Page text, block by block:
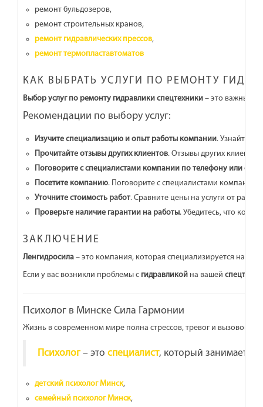
ремонт бульдозеров,
ремонт строительных кранов,
ремонт гидравлических прессов,
ремонт термопластавтоматов
КАК ВЫБРАТЬ УСЛУГИ ПО РЕМОНТУ
Выбор услуг по ремонту гидравлики спецтехники – это важный
Рекомендации по выбору услуг:
Изучите специализацию и опыт работы компании. Узнайте,
Прочитайте отзывы других клиентов. Отзывы других
Поговорите с специалистами компании по телефону или
Посетите компанию. Поговорите с специалистами компании
Уточните стоимость работ. Сравните цены на услуги от
Проверьте наличие гарантии на работы. Убедитесь, что
ЗАКЛЮЧЕНИЕ
Ленгидросила – это компания, которая специализируется на
Если у вас возникли проблемы с гидравликой на вашей
Психолог в Минске Сила Гармонии
Жизнь в современном мире полна стрессов, тревог и вызовов.
Психолог– это специалист, который занимается
детский психолог Минск,
семейный психолог Минск,